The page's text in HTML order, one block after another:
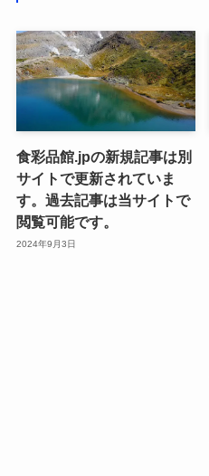
食彩品館.jpの新規記事は別
サイトで更新されていま
す。過去記事は当サイトで
閲覧可能です。
2024年9月3日